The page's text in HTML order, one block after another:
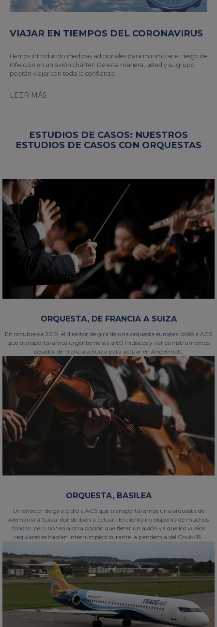
VIAJAR EN TIEMPOS DEL CORONAVIRUS
Hemos introducido medidas adicionales para minimizar el riesgo de
infección en un avión chárter. De esta manera, usted y su grupo
podrán viajar con toda la confianza.
LEER MÁS
ESTUDIOS DE CASOS: NUESTROS
ESTUDIOS DE CASOS CON ORQUESTAS
ORQUESTA, DE FRANCIA A SUIZA
En octubre de 2019, el director de gira de una orquesta europea pidió a ACS
que transportáramos urgentemente a 60 músicos y varios instrumentos
pesados de Francia a Suiza para actuar en Andermatt.
ORQUESTA, BASILEA
Un director de gira pidió a ACS que transportáramos una orquesta de
Alemania a Suiza, donde iban a actuar. El cliente no disponía de muchos
fondos, pero no tenía otra opción que fletar un avión ya que los vuelos
regulares se habían interrumpido durante la pandemia del Covid-19.